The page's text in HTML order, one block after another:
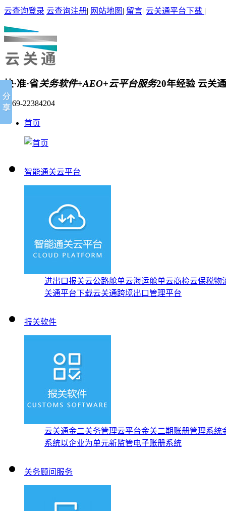
云查询登录 云查询注册| 网站地图 | 留言| 云关通平台下载 |
快·准·省关务软件+AEO+云平台服务20年经验 云关
0769-22384204
首页
智能通关云平台
进出口报关云公路舱单云海运舱单云商检云保税物
关通平台下载云关通跨境出口管理平台
报关软件
云关通金二关务管理云平台金关二期账册管理系统
系统以企业为单元新监管电子账册系统
关务顾问服务